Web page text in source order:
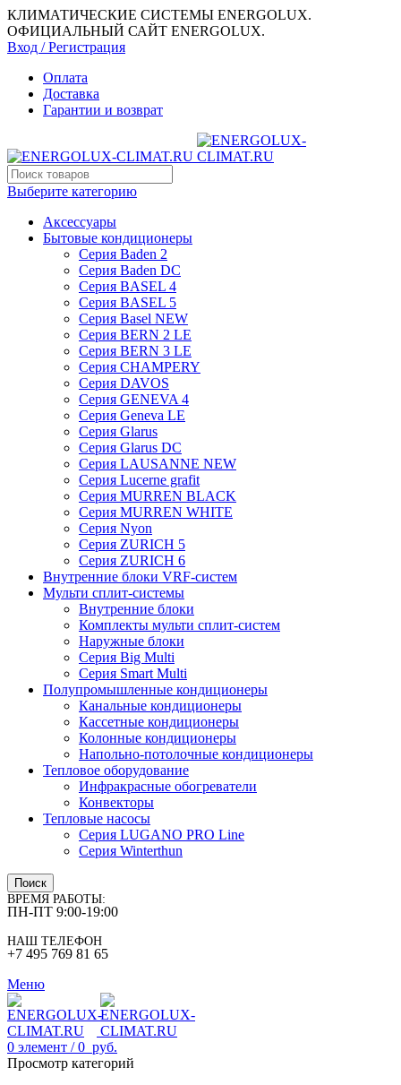
КЛИМАТИЧЕСКИЕ СИСТЕМЫ ENERGOLUX.
ОФИЦИАЛЬНЫЙ САЙТ ENERGOLUX.
Вход / Регистрация
Оплата
Доставка
Гарантии и возврат
Выберите категорию
Аксессуары
Бытовые кондиционеры
Серия Baden 2
Серия Baden DC
Серия BASEL 4
Серия BASEL 5
Серия Basel NEW
Серия BERN 2 LE
Серия BERN 3 LE
Серия CHAMPERY
Серия DAVOS
Серия GENEVA 4
Серия Geneva LE
Серия Glarus
Серия Glarus DC
Серия LAUSANNE NEW
Серия Lucerne grafit
Серия MURREN BLACK
Серия MURREN WHITE
Серия Nyon
Серия ZURICH 5
Серия ZURICH 6
Внутренние блоки VRF-систем
Мульти сплит-системы
Внутренние блоки
Комплекты мульти сплит-систем
Наружные блоки
Серия Big Multi
Серия Smart Multi
Полупромышленные кондиционеры
Канальные кондиционеры
Кассетные кондиционеры
Колонные кондиционеры
Напольно-потолочные кондиционеры
Тепловое оборудование
Инфракрасные обогреватели
Конвекторы
Тепловые насосы
Серия LUGANO PRO Line
Серия Winterthun
Поиск
ВРЕМЯ РАБОТЫ:
ПН-ПТ 9:00-19:00
НАШ ТЕЛЕФОН
+7 495 769 81 65
Меню
0 элемент / 0 руб.
Просмотр категорий